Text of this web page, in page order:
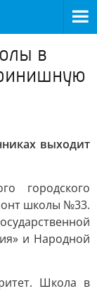
в
выходит
городского
школы №33.
и Народной
Школа в